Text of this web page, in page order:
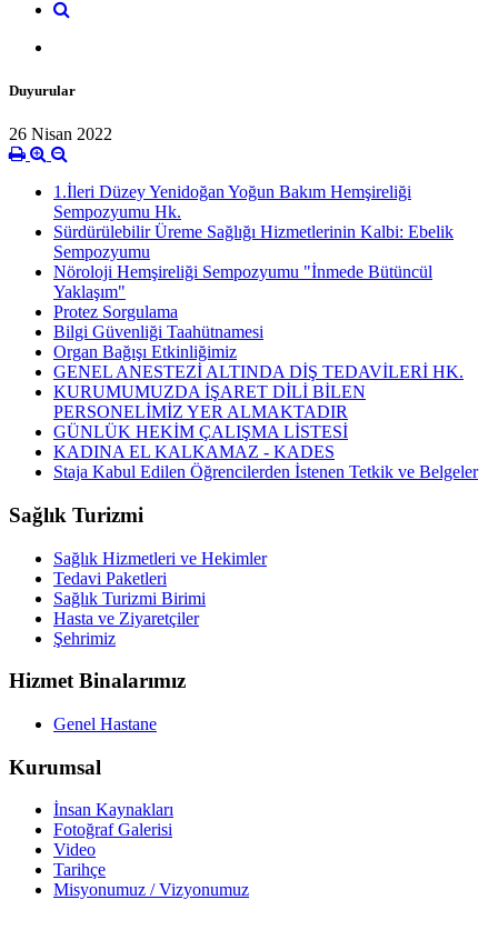
Duyurular
26 Nisan 2022
1.İleri Düzey Yenidoğan Yoğun Bakım Hemşireliği
Sempozyumu Hk.
Sürdürülebilir Üreme Sağlığı Hizmetlerinin Kalbi: Ebelik
Sempozyumu
Nöroloji Hemşireliği Sempozyumu "İnmede Bütüncül
Yaklaşım"
Protez Sorgulama
Bilgi Güvenliği Taahütnamesi
Organ Bağışı Etkinliğimiz
GENEL ANESTEZİ ALTINDA DİŞ TEDAVİLERİ HK.
KURUMUMUZDA İŞARET DİLİ BİLEN
PERSONELİMİZ YER ALMAKTADIR
GÜNLÜK HEKİM ÇALIŞMA LİSTESİ
KADINA EL KALKAMAZ - KADES
Staja Kabul Edilen Öğrencilerden İstenen Tetkik ve Belgeler
Sağlık Turizmi
Sağlık Hizmetleri ve Hekimler
Tedavi Paketleri
Sağlık Turizmi Birimi
Hasta ve Ziyaretçiler
Şehrimiz
Hizmet Binalarımız
Genel Hastane
Kurumsal
İnsan Kaynakları
Fotoğraf Galerisi
Video
Tarihçe
Misyonumuz / Vizyonumuz